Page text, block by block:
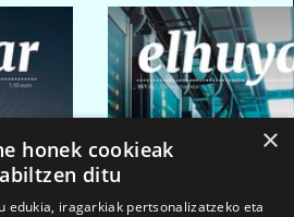
×
honek cookieak
ditu
edukia, iragarkiak pertsonalizatzeko eta